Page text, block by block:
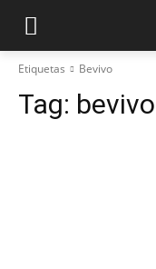
Etiquetas Bevivo
Tag: bevivo